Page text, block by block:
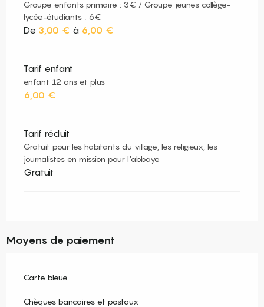
Groupe enfants primaire : 3€ / Groupe jeunes collège-
lycée-étudiants : 6€
De 3,00 € à 6,00 €
Tarif enfant
enfant 12 ans et plus
6,00 €
Tarif réduit
Gratuit pour les habitants du village, les religieux, les
journalistes en mission pour l'abbaye
Gratuit
Moyens de paiement
Carte bleue
Chèques bancaires et postaux